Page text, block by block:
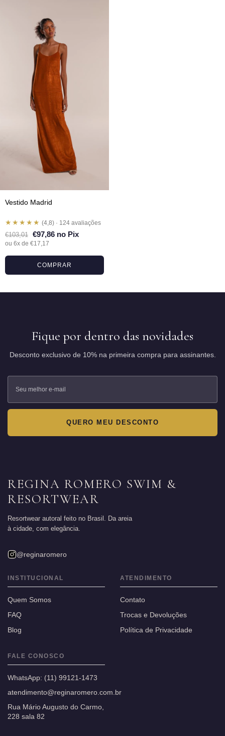
Vestido Madrid
★★★★★ (4,8) · 124 avaliações
€103,01 €97,86 no Pix
ou 6x de €17,17
COMPRAR
Fique por dentro das novidades
Desconto exclusivo de 10% na primeira compra para assinantes.
QUERO MEU DESCONTO
REGINA ROMERO SWIM &
RESORTWEAR
Resortwear autoral feito no Brasil. Da areia
à cidade, com elegância.
@reginaromero
INSTITUCIONAL
Quem Somos
FAQ
Blog
ATENDIMENTO
Contato
Trocas e Devoluções
Política de Privacidade
FALE CONOSCO
WhatsApp: (11) 99121-1473
atendimento@reginaromero.com.br
Rua Mário Augusto do Carmo,
228 sala 82